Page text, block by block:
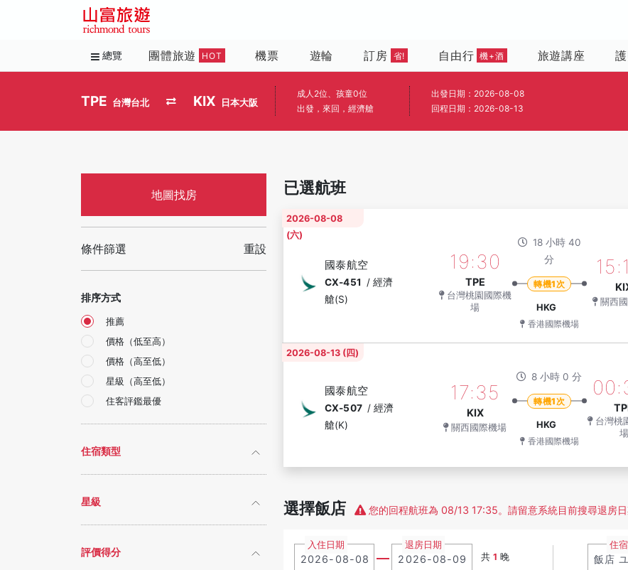
總覽 團體旅遊 HOT 機票 遊輪 訂房 省! 自由行 機+酒 旅遊講座
TPE 台灣台北 KIX 日本大阪
成人2位、孩童0位
出發，來回，經濟艙
出發日期：2026-08-08
回程日期：2026-08-13
地圖找房
條件篩選 重設
排序方式
推薦
價格（低至高）
價格（高至低）
星級（高至低）
住客評鑑最優
住宿類型
星級
評價得分
已選航班
2026-08-08
(六)
國泰航空
CX-451 /經濟
艙(S)
19:30
TPE
台灣桃園國際機
場
18 小時 40
分
轉機1次
HKG
香港國際機場
關西
2026-08-13 (四)
國泰航空
CX-507 /經濟
艙(K)
17:35
KIX
關西國際機場
8 小時 0 分
轉機1次
HKG
香港國際機場
台灣桃
場
選擇飯店 您的回程航班為 08/13 17:35。請留意系統目前搜尋退房
入住日期
退房日期
共 1 晚
住